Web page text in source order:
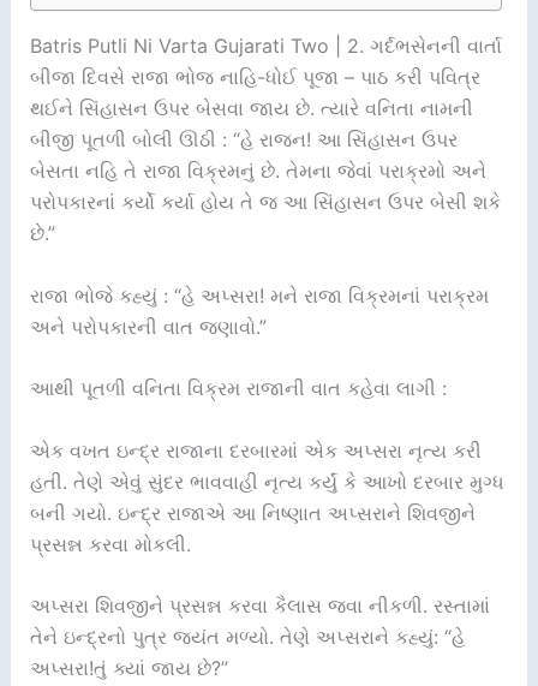
Batris Putli Ni Varta Gujarati Two | 2. ગર્દભસેનની વાર્તા
બીજા દિવસે રાજા ભોજ નાહિ-ધોઈ પૂજા – પાઠ કરી પવિત્ર
થઈને સિંહાસન ઉપર બેસવા જાય છે. ત્યારે વનિતા નામની
બીજી પૂતળી બોલી ઊઠી : “હે રાજન! આ સિંહાસન ઉપર
બેસતા નહિ તે રાજા વિક્રમનું છે. તેમના જેવાં પરાક્રમો અને
પરોપકારનાં કર્યો કર્યા હોય તે જ આ સિંહાસન ઉપર બેસી શકે
છે.”
રાજા ભોજે કહ્યું : “હે અપ્સરા! મને રાજા વિક્રમનાં પરાક્રમ
અને પરોપકારની વાત જણાવો.”
આથી પૂતળી વનિતા વિક્રમ રાજાની વાત કહેવા લાગી :
એક વખત ઇન્દ્ર રાજાના દરબારમાં એક અપ્સરા નૃત્ય કરી
હતી. તેણે એવું સુંદર ભાવવાહી નૃત્ય કર્યું કે આખો દરબાર મુગ્ધ
બની ગયો. ઇન્દ્ર રાજાએ આ નિષ્ણાત અપ્સરાને શિવજીને
પ્રસન્ન કરવા મોકલી.
અપ્સરા શિવજીને પ્રસન્ન કરવા કૈલાસ જવા નીકળી. રસ્તામાં
તેને ઇન્દ્રનો પુત્ર જયંત મળ્યો. તેણે અપ્સરાને કહ્યું: “હે
અપ્સરા!તું ક્યાં જાય છે?”